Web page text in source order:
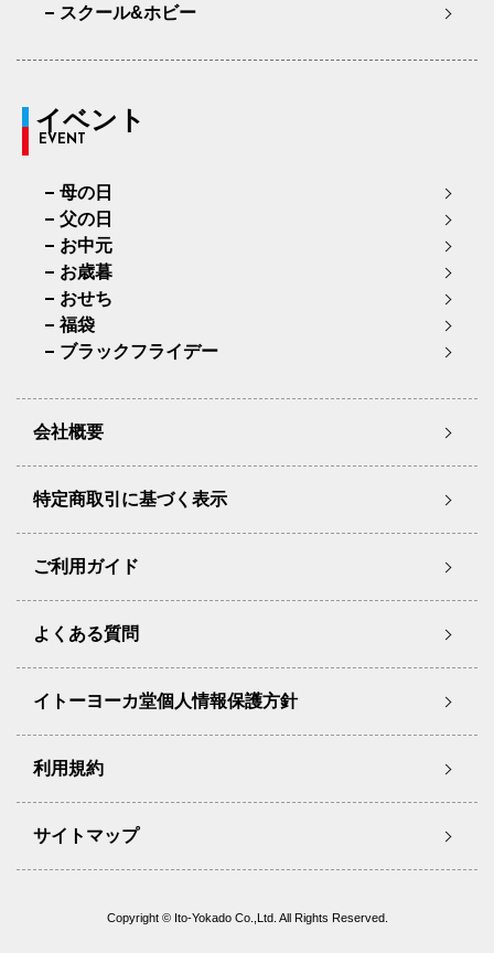
スクール&ホビー
イベント
EVENT
母の日
父の日
お中元
お歳暮
おせち
福袋
ブラックフライデー
会社概要
特定商取引に基づく表示
ご利用ガイド
よくある質問
イトーヨーカ堂個人情報保護方針
利用規約
サイトマップ
Copyright © Ito-Yokado Co.,Ltd. All Rights Reserved.